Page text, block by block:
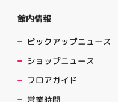
館内情報
ピックアップニュース
ショップニュース
フロアガイド
営業時間